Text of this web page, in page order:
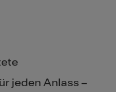
jeden Anlass –